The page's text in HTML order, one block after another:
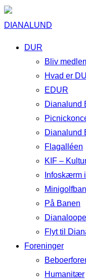
DIANALUND
DUR
Bliv
Hvad er
EDUR
Dianalund
Dianalund
Flagalléen
KIF –
Infoskærm
På Banen
Flyt til
Foreninger
Humanitær